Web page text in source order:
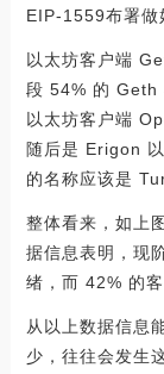
EIP-1559布署做
以太坊客户端
段 54% 的 Geth
以太坊客户端
随后是 Erigon
的名称应该是
整体看来，如上
据信息表明，现
绪，而 42% 的
从以上数据信息
少，往往会发生